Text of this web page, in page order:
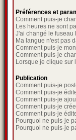
Préférences et
Comment puis-je
Les heures ne sont
J'ai changé le fuseau
Ma langue n'est pas
Comment puis-je
Comment puis-je
Lorsque je clique sur
Publication
Comment puis-je
Comment puis-je
Comment puis-je
Comment puis-je
Comment puis-je
Pourquoi ne puis-je
Pourquoi ne puis-je